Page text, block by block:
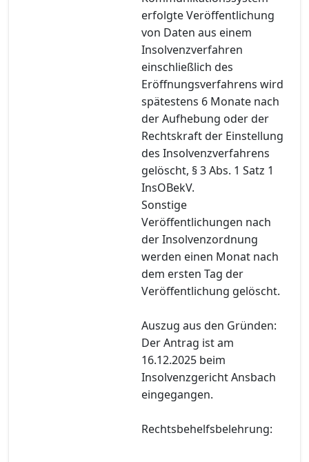
erfolgte Veröffentlichung
von Daten aus einem
Insolvenzverfahren
einschließlich des
Eröffnungsverfahrens wird
spätestens 6 Monate nach
der Aufhebung oder der
Rechtskraft der Einstellung
des Insolvenzverfahrens
gelöscht, § 3 Abs. 1 Satz 1
InsOBekV.
Sonstige
Veröffentlichungen nach
der Insolvenzordnung
werden einen Monat nach
dem ersten Tag der
Veröffentlichung gelöscht.
Auszug aus den Gründen:
Der Antrag ist am
16.12.2025 beim
Insolvenzgericht Ansbach
eingegangen.
Rechtsbehelfsbelehrung: